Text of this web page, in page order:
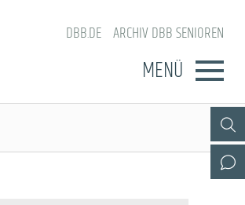
DBB.DE ARCHIV DBB SENIOREN
MENÜ